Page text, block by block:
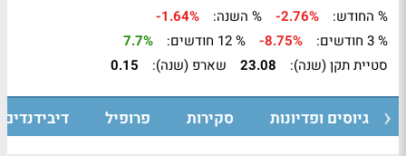
% החודש: -2.76% % השנה:
-1.64%
% 3 חודשים:
-8.75% % 12 חודשים:
7.7%
סטיית תקן (שנה):
23.08 שארפ (שנה): 0.15
גיוסים ופדיונות סקירות פרופיל דיבידנדים